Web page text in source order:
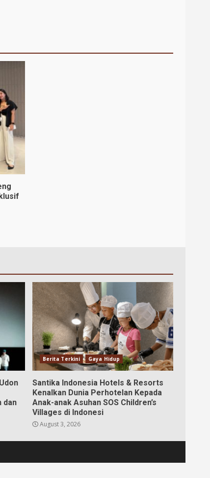
dan
Berita Terkini Gaya Hidup
Santika Indonesia Hotels & Resorts
Kenalkan Dunia Perhotelan Kepada
Anak-anak Asuhan SOS Children’s
Villages di Indonesi
August 3, 2026